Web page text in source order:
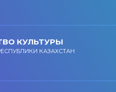
КУЛЬТУРЫ
КАЗАХСТАН